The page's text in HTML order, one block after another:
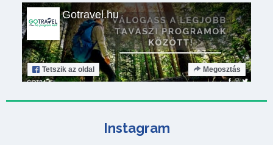
Gotravel.hu
Tetszik az oldal Megosztás
Instagram